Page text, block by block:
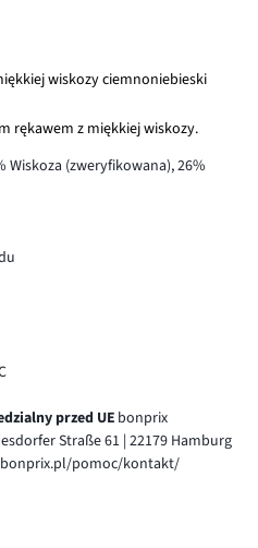
wiskozy ciemnoniebieski
rękawem z miękkiej wiskozy.
Wiskoza (zweryfikowana), 26%
przed UE bonprix
Straße 61 | 22179 Hamburg
pomoc/kontakt/